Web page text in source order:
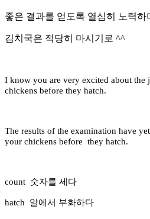
좋은 결과를 얻도록 열심히 노력하
김치국은 적당히 마시기로 ^^
I know you are very excited about
chickens before they hatch.
The results of the examination have
your chickens before they hatch.
count 숫자를 세다
hatch 알에서 부화하다